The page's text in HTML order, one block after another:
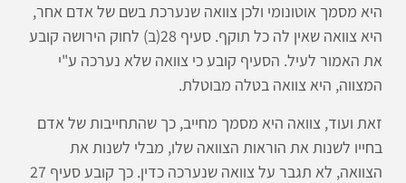
היא מסמך אוטונומי ולכן צוואה שנערכת בשם של אדם אחר,
היא צוואה שאין לה כל תוקף. סעיף 28(ב) לחוק הירושה קובע
את האמור לעיל. הסעיף קובע כי צוואה שלא נערכה ע"י
המצווה, היא צוואה בטלה מבוטלת.
זאת ועוד, צוואה היא מסמך מחייב, כך שהתחייבות של אדם
בחייו לשנות את הוראות הצוואה שלו, מבלי לשנות את
הצוואה, לא תגבר על צוואה שנערכה כדין. כך קובע סעיף 27